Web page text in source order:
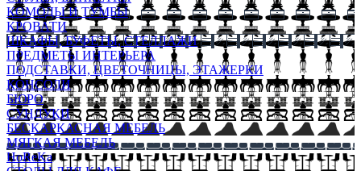
КОМОДЫ И ТУМБЫ
КРОВАТИ
ШКАФЫ, БУФЕТЫ, СТЕЛЛАЖИ
ПРЕДМЕТЫ ИНТЕРЬЕРА
ПОДСТАВКИ, ЦВЕТОЧНИЦЫ, ЭТАЖЕРКИ
КОНСОЛИ
БЮРО
СУНДУКИ
БЕСКАРКАСНАЯ МЕБЕЛЬ
МЯГКАЯ МЕБЕЛЬ
HoReKa